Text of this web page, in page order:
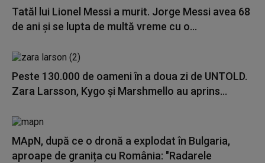
Tatăl lui Lionel Messi a murit. Jorge Messi avea 68
de ani și se lupta de multă vreme cu o...
Peste 130.000 de oameni în a doua zi de UNTOLD.
Zara Larsson, Kygo și Marshmello au aprins...
MApN, după ce o dronă a explodat în Bulgaria,
aproape de granița cu România: "Radarele